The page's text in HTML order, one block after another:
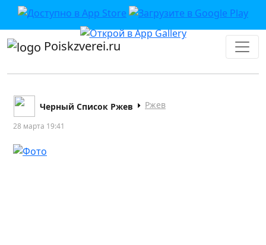
Poiskzverei.ru
Черный Список Ржев Ржев
28 марта 19:41